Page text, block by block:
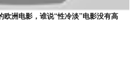
欧洲电影，谁说“性冷淡”电影没有高